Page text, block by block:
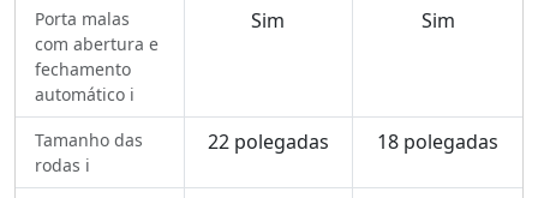
Porta malas
com abertura e
fechamento
automático ℹ️
Sim Sim
Tamanho das
rodas ℹ️
22 polegadas 18 polegadas